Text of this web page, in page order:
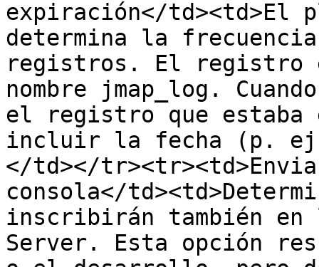
expiración</td><td>El
determina la
registros. El registro
nombre jmap_log.
el registro que estaba
incluir la fecha (p. ej.
</td></
consola</
inscribirán también en
Server. Esta opción